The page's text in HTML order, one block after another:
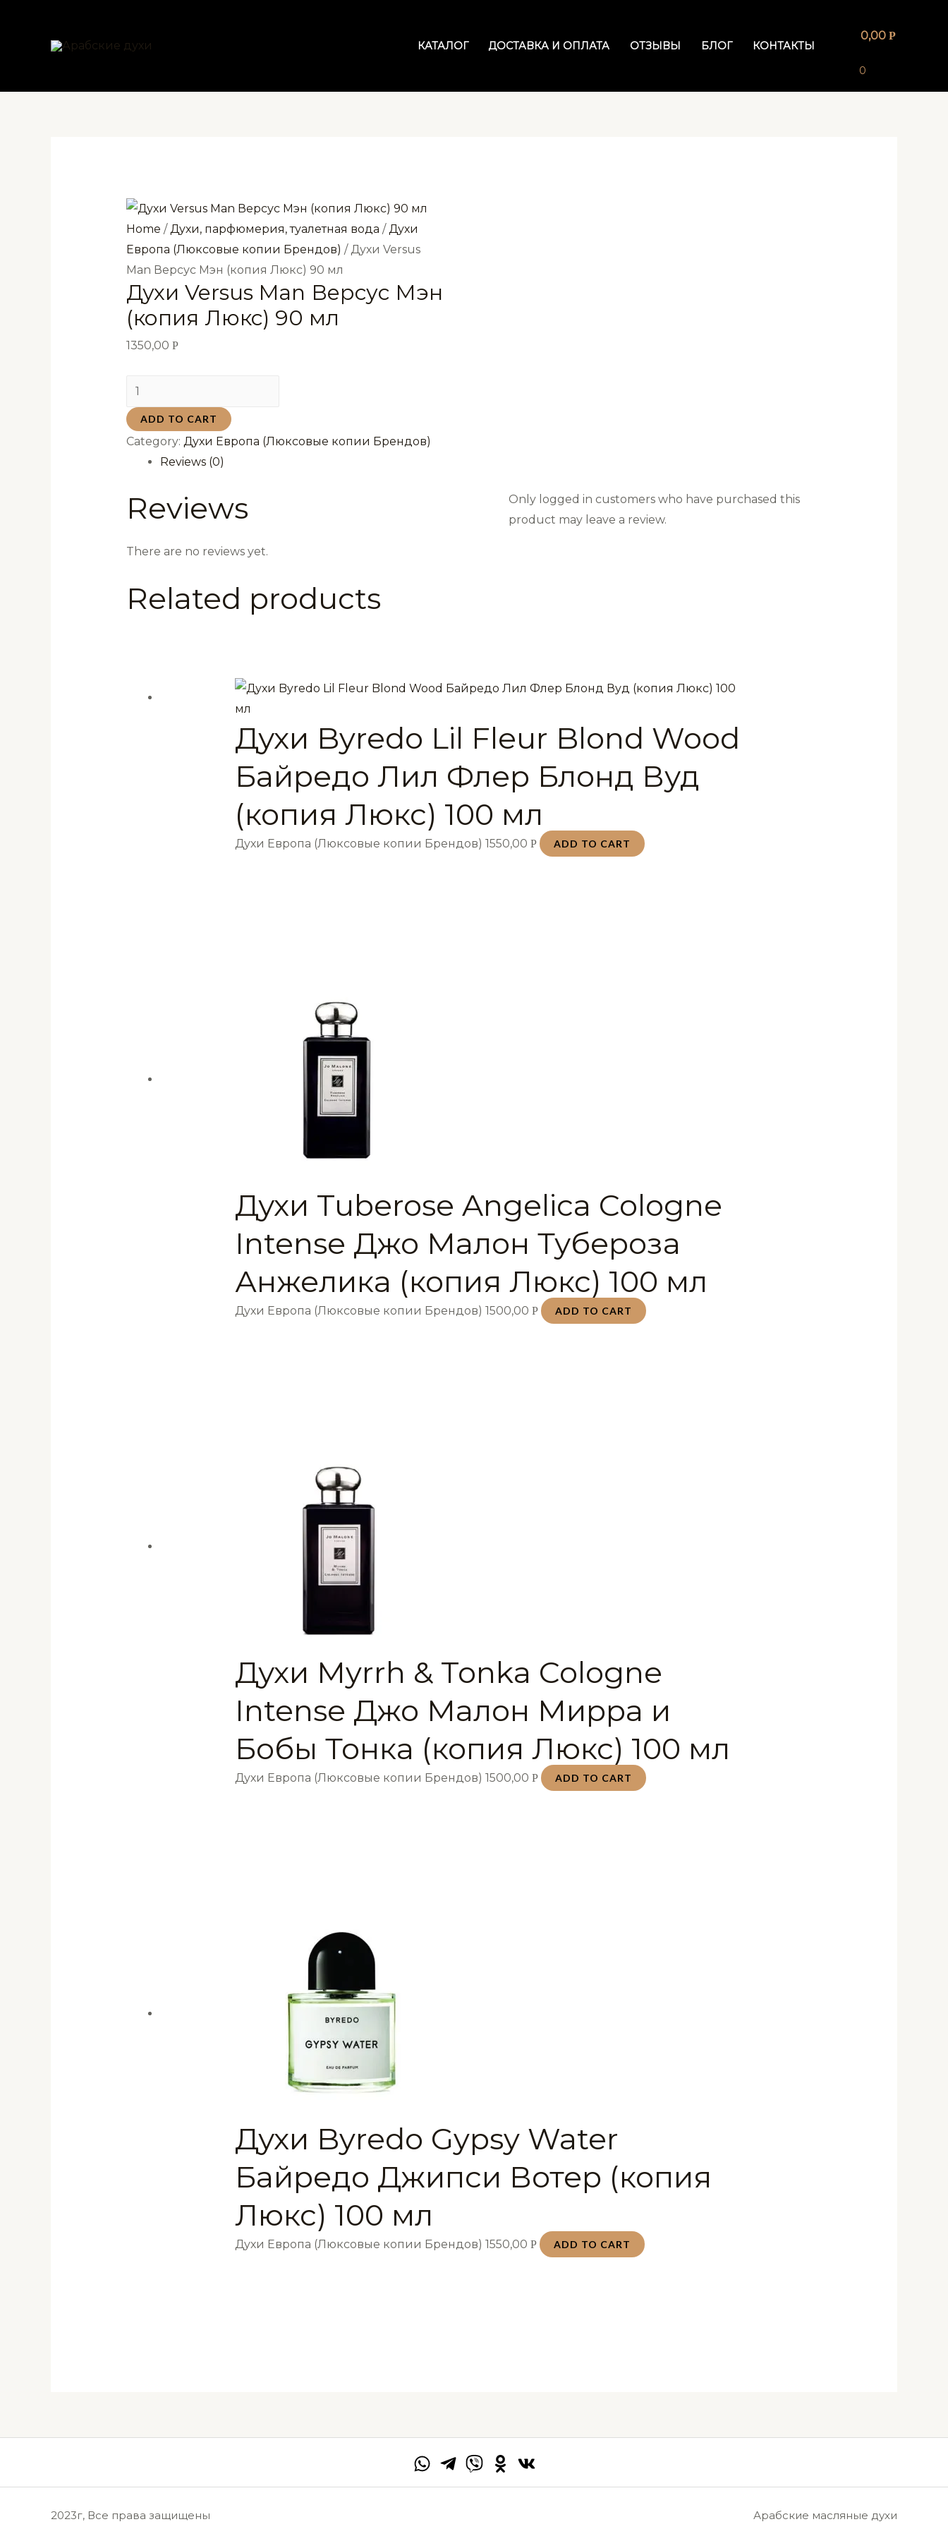
содержимому
КАТАЛОГ ДОСТАВКА И ОПЛАТА ОТЗЫВЫ БЛОГ КОНТАКТЫ
0,00 Р
0
Home / Духи, парфюмерия, туалетная вода / Духи
Европа (Люксовые копии Брендов) / Духи Versus
Man Версус Мэн (копия Люкс) 90 мл
Духи Versus Man Версус Мэн
(копия Люкс) 90 мл
1350,00 Р
Духи
Versus
Man
Версус
Мэн
Люкс)
мл
ADD TO CART
Category: Духи Европа (Люксовые копии Брендов)
Reviews (0)
Reviews
There are no reviews yet.
Only logged in customers who have purchased this
product may leave a review.
Related products
Духи Byredo Lil Fleur Blond Wood
Байредо Лил Флер Блонд Вуд
(копия Люкс) 100 мл
Духи Европа (Люксовые копии Брендов)1550,00Р ADD TO CART
Духи Tuberose Angelica Cologne
Intense Джо Малон Тубероза
Анжелика (копия Люкс) 100 мл
Духи Европа (Люксовые копии Брендов)1500,00Р ADD TO CART
Духи Myrrh & Tonka Cologne
Intense Джо Малон Мирра и
Бобы Тонка (копия Люкс) 100 мл
Духи Европа (Люксовые копии Брендов)1500,00Р ADD TO CART
Духи Byredo Gypsy Water
Байредо Джипси Вотер (копия
Люкс) 100 мл
Духи Европа (Люксовые копии Брендов)1550,00Р ADD TO CART
2023г, Все права защищены Арабские масляные духи